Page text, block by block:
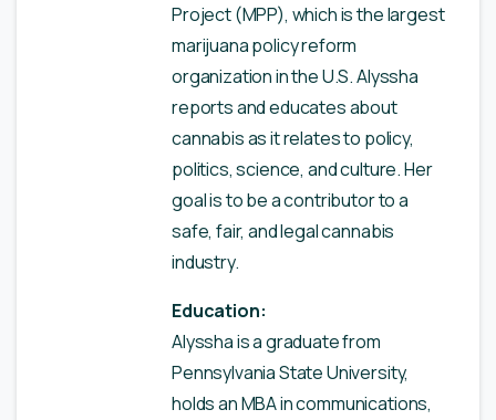
Project (MPP), which is the largest
marijuana policy reform
organization in the U.S. Alyssha
reports and educates about
cannabis as it relates to policy,
politics, science, and culture. Her
goal is to be a contributor to a
safe, fair, and legal cannabis
industry.
Education:
Alyssha is a graduate from
Pennsylvania State University,
holds an MBA in communications,